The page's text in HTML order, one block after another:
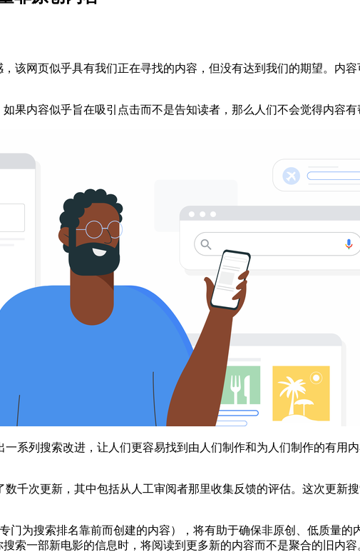
该网页似乎具有我们正在寻找的内容，但没有达到我们的期望。内
果内容似乎旨在吸引点击而不是告知读者，那么人们不会觉得内容有
一系列搜索改进，让人们更容易找到由人们制作和为人们制作的有用
数千次更新，其中包括从人工审阅者那里收集反馈的评估。这次更新
门为搜索排名靠前而创建的内容），将有助于确保非原创、低质量
索一部新电影的信息时，将阅读到更多新的内容而不是聚合的旧内容